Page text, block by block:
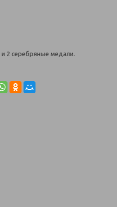
2 серебряные медали.